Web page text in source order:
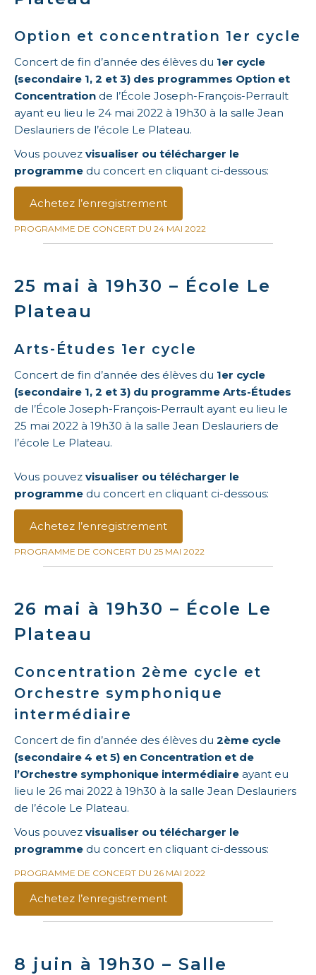
Option et concentration 1er cycle
Concert de fin d’année des élèves du 1er cycle
(secondaire 1, 2 et 3) des programmes Option et
Concentration de l’École Joseph-François-Perrault
ayant eu lieu le 24 mai 2022 à 19h30 à la salle Jean
Deslauriers de l’école Le Plateau.
Vous pouvez visualiser ou télécharger le
programme du concert en cliquant ci-dessous:
Achetez l’enregistrement
PROGRAMME DE CONCERT DU 24 MAI 2022
25 mai à 19h30 – École Le
Plateau
Arts-Études 1er cycle
Concert de fin d’année des élèves du 1er cycle
(secondaire 1, 2 et 3) du programme Arts-Études
de l’École Joseph-François-Perrault ayant eu lieu le
25 mai 2022 à 19h30 à la salle Jean Deslauriers de
l’école Le Plateau.
Vous pouvez visualiser ou télécharger le
programme du concert en cliquant ci-dessous:
Achetez l’enregistrement
PROGRAMME DE CONCERT DU 25 MAI 2022
26 mai à 19h30 – École Le
Plateau
Concentration 2ème cycle et
Orchestre symphonique
intermédiaire
Concert de fin d’année des élèves du 2ème cycle
(secondaire 4 et 5) en Concentration et de
l’Orchestre symphonique intermédiaire ayant eu
lieu le 26 mai 2022 à 19h30 à la salle Jean Deslauriers
de l’école Le Plateau.
Vous pouvez visualiser ou télécharger le
programme du concert en cliquant ci-dessous:
PROGRAMME DE CONCERT DU 26 MAI 2022
Achetez l’enregistrement
8 juin à 19h30 – Salle